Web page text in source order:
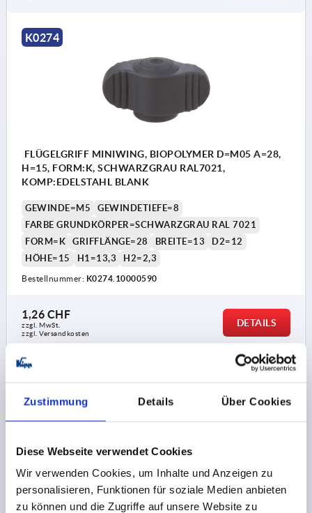
Zustimmung Details Über Cookies
Diese Webseite verwendet Cookies
Wir verwenden Cookies, um Inhalte und Anzeigen zu
personalisieren, Funktionen für soziale Medien anbieten
zu können und die Zugriffe auf unsere Website zu
K0274
FLÜGELGRIFF MINIWING, BIOPOLYMER D=M05 A=28,
H=15, FORM:K, SCHWARZGRAU RAL7021,
KOMP:EDELSTAHL BLANK
GEWINDE=M5
GEWINDETIEFE=8
FARBE GRUNDKÖRPER=SCHWARZGRAU RAL 7021
FORM=K
GRIFFLÄNGE=28 BREITE=13
D2=12
HÖHE=15
H1=13,3 H2=2,3
Bestellnummer: K0274.10000590
1,26 CHF
zzgl. MwSt.
zzgl. Versandkosten
DETAILS
FLÜGELGRIFF MINIWING, BIOPOLYMER D=M06 A=28,
H=15, FORM:K, SCHWARZGRAU RAL7021,